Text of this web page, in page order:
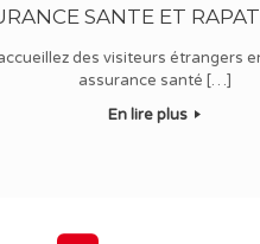
SANTE ET
des visiteurs étrangers
assurance santé […]
En lire plus